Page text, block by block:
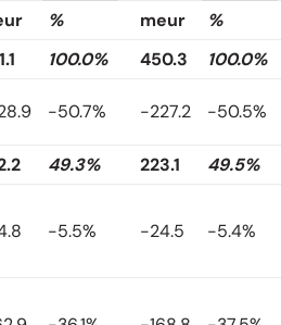
% meur
%
100.0% 450.3
100.0%
-50.7% -227.2 -50.5%
49.3% 223.1
49.5%
-5.5% -24.5 -5.4%